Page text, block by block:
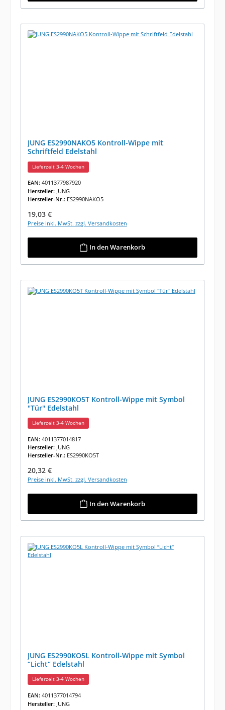
JUNG ES2990NAKO5 Kontroll-Wippe mit
Schriftfeld Edelstahl
Lieferzeit 3-4 Wochen
EAN: 4011377987920
Hersteller: JUNG
Hersteller-Nr.: ES2990NAKO5
Regulärer Preis:
19,03 €
Preise inkl. MwSt. zzgl. Versandkosten
In den Warenkorb
JUNG ES2990KO5T Kontroll-Wippe mit Symbol
"Tür" Edelstahl
Lieferzeit 3-4 Wochen
EAN: 4011377014817
Hersteller: JUNG
Hersteller-Nr.: ES2990KO5T
Regulärer Preis:
20,32 €
Preise inkl. MwSt. zzgl. Versandkosten
In den Warenkorb
JUNG ES2990KO5L Kontroll-Wippe mit Symbol
“Licht“ Edelstahl
Lieferzeit 3-4 Wochen
EAN: 4011377014794
Hersteller: JUNG